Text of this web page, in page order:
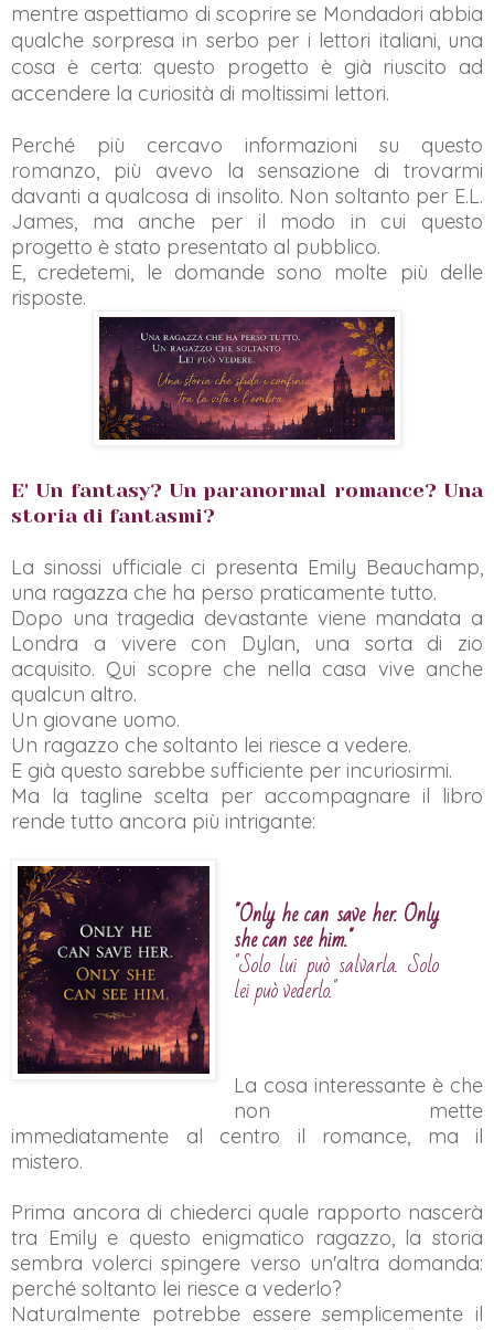
mentre aspettiamo di scoprire se Mondadori abbia
qualche sorpresa in serbo per i lettori italiani, una
cosa è certa: questo progetto è già riuscito ad
accendere la curiosità di moltissimi lettori.
Perché più cercavo informazioni su questo
romanzo, più avevo la sensazione di trovarmi
davanti a qualcosa di insolito. Non soltanto per E.L.
James, ma anche per il modo in cui questo
progetto è stato presentato al pubblico.
E, credetemi, le domande sono molte più delle
risposte.
E' Un fantasy? Un paranormal romance? Una
storia di fantasmi?
La sinossi ufficiale ci presenta Emily Beauchamp,
una ragazza che ha perso praticamente tutto.
Dopo una tragedia devastante viene mandata a
Londra a vivere con Dylan, una sorta di zio
acquisito. Qui scopre che nella casa vive anche
qualcun altro.
Un giovane uomo.
Un ragazzo che soltanto lei riesce a vedere.
E già questo sarebbe sufficiente per incuriosirmi.
Ma la tagline scelta per accompagnare il libro
rende tutto ancora più intrigante:
"Only he can save her. Only
she can see him."
"Solo lui può salvarla. Solo
lei può vederlo."
La cosa interessante è che
non mette
immediatamente al centro il romance, ma il
mistero.
Prima ancora di chiederci quale rapporto nascerà
tra Emily e questo enigmatico ragazzo, la storia
sembra volerci spingere verso un'altra domanda:
perché soltanto lei riesce a vederlo?
Naturalmente potrebbe essere semplicemente il